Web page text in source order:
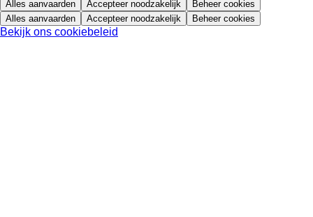
Alles aanvaarden Accepteer noodzakelijk
Beheer cookies
Alles aanvaarden
Accepteer noodzakelijk Beheer cookies
Bekijk ons cookiebeleid